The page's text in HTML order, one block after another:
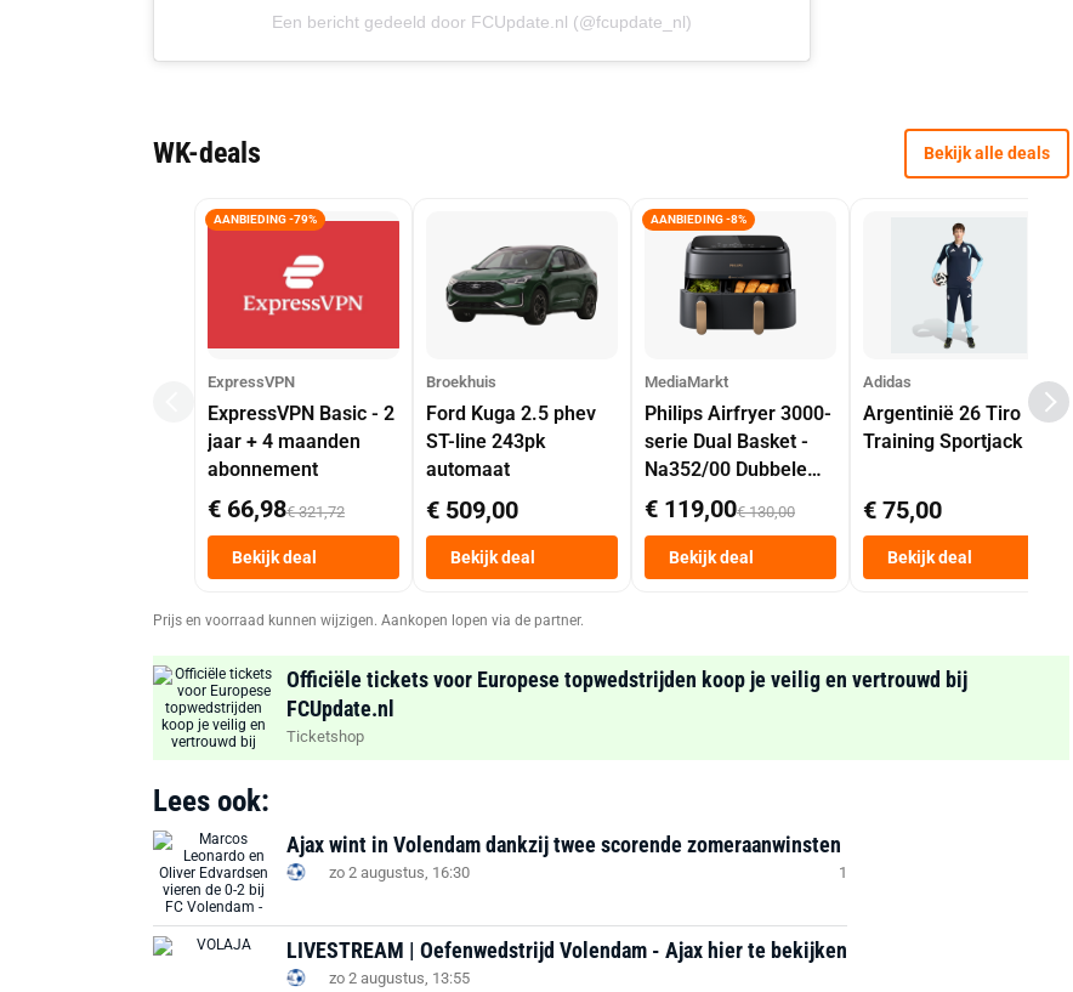
Een bericht gedeeld door FCUpdate.nl (@fcupdate_nl)
WK-deals Bekijk alle deals
AANBIEDING -79%
ExpressVPN
ExpressVPN Basic - 2
jaar + 4 maanden
abonnement
€ 66,98€ 321,72
Bekijk deal
Broekhuis
Ford Kuga 2.5 phev
ST-line 243pk
automaat
€ 509,00
Bekijk deal
AANBIEDING -8%
MediaMarkt
Philips Airfryer 3000-
serie Dual Basket -
Na352/00 Dubbele
Mand 9 L Tot 6
Personen
Heteluchtfriteuse
Zwart
€ 119,00€ 130,00
Bekijk deal
Adidas
Argentinië 26 Tiro
Training Sportjack
€ 75,00
Bekijk deal
Prijs en voorraad kunnen wijzigen. Aankopen lopen via de partner.
Officiële tickets voor Europese topwedstrijden koop je veilig en vertrouwd bij
FCUpdate.nl
Ticketshop
Lees ook:
Ajax wint in Volendam dankzij twee scorende zomeraanwinsten
zo 2 augustus, 16:30 1
LIVESTREAM | Oefenwedstrijd Volendam - Ajax hier te bekijken
zo 2 augustus, 13:55